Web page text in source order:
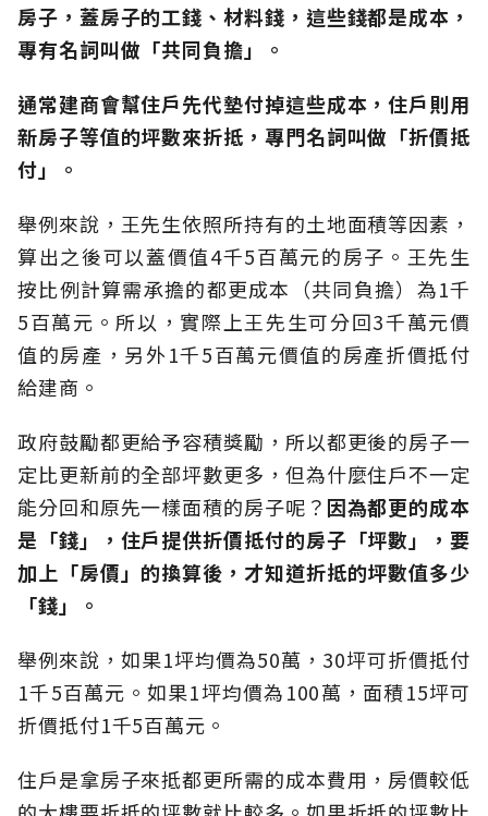
房子，蓋房子的工錢、材料錢，這些錢都是成本，
專有名詞叫做「共同負擔」。
通常建商會幫住戶先代墊付掉這些成本，住戶則用
新房子等值的坪數來折抵，專門名詞叫做「折價抵
付」。
舉例來說，王先生依照所持有的土地面積等因素，
算出之後可以蓋價值4千5百萬元的房子。王先生
按比例計算需承擔的都更成本（共同負擔）為1千
5百萬元。所以，實際上王先生可分回3千萬元價
值的房產，另外1千5百萬元價值的房產折價抵付
給建商。
政府鼓勵都更給予容積獎勵，所以都更後的房子一
定比更新前的全部坪數更多，但為什麼住戶不一定
能分回和原先一樣面積的房子呢？ 因為都更的成本
是「錢」，住戶提供折價抵付的房子「坪數」，要
加上「房價」的換算後，才知道折抵的坪數值多少
「錢」。
舉例來說，如果1坪均價為50萬，30坪可折價抵付
1千5百萬元。如果1坪均價為100萬，面積15坪可
折價抵付1千5百萬元。
住戶是拿房子來抵都更所需的成本費用，房價較低